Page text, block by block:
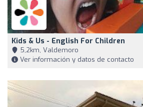
Kids & Us - English For Children
5,2km, Valdemoro
Ver información y datos de contacto